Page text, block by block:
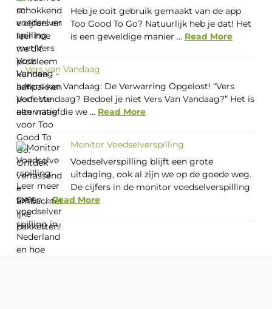
Heb je ooit gebruik gemaakt van de app
Too Good To Go? Natuurlijk heb je dat! Het
is een geweldige manier ... Read More
Vers van Vandaag
Vers van Vandaag: De Verwarring Opgelost! “Vers
Voor Vandaag? Bedoel je niet Vers Van Vandaag?” Het is
een vraag die we ... Read More
Monitor Voedselverspilling
Voedselverspilling blijft een grote
uitdaging, ook al zijn we op de goede weg.
De cijfers in de monitor voedselverspilling
tot en ...Read More